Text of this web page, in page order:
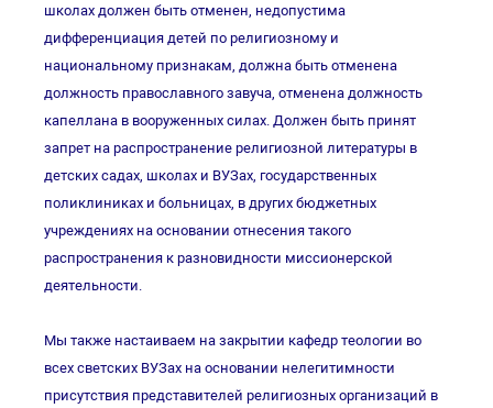
школах должен быть отменен, недопустима
дифференциация детей по религиозному и
национальному признакам, должна быть отменена
должность православного завуча, отменена должность
капеллана в вооруженных силах. Должен быть принят
запрет на распространение религиозной литературы в
детских садах, школах и ВУЗах, государственных
поликлиниках и больницах, в других бюджетных
учреждениях на основании отнесения такого
распространения к разновидности миссионерской
деятельности.
Мы также настаиваем на закрытии кафедр теологии во
всех светских ВУЗах на основании нелегитимности
присутствия представителей религиозных организаций в